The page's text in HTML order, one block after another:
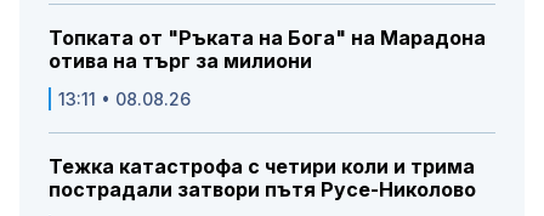
Топката от "Ръката на Бога" на Марадона
отива на търг за милиони
13:11 • 08.08.26
Тежка катастрофа с четири коли и трима
пострадали затвори пътя Русе-Николово